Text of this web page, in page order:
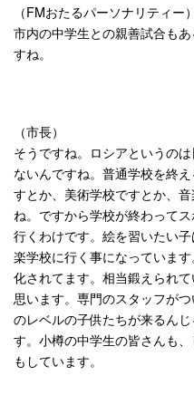
（FMおたるパーソナリティー）
市内の中学生との親善試合も
すね。
（市長）
そうですね。ロシアというの
ないんですね。普通学校を終
すとか、美術学校ですとか、
ね。ですから学校が終わって
行くわけです。絵を習いたい
楽学校に行く事になっていま
化されてます。相当鍛えられ
思います。専門のスタッフが
のレベルの子供たちが来るん
す。小樽の中学生の皆さんも
もしています。